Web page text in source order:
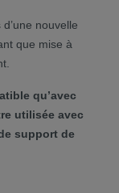
nouvelle
que mise à
qu’avec
utilisée avec
support de